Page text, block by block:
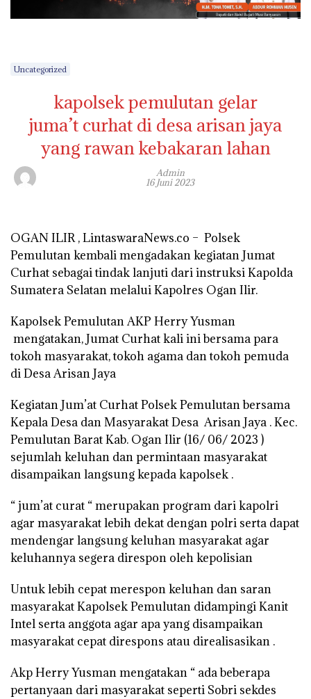
Uncategorized
kapolsek pemulutan gelar
juma’t curhat di desa arisan jaya
yang rawan kebakaran lahan
Admin
16 Juni 2023
OGAN ILIR , LintaswaraNews.co – Polsek
Pemulutan kembali mengadakan kegiatan Jumat
Curhat sebagai tindak lanjuti dari instruksi Kapolda
Sumatera Selatan melalui Kapolres Ogan Ilir.
Kapolsek Pemulutan AKP Herry Yusman
mengatakan, Jumat Curhat kali ini bersama para
tokoh masyarakat, tokoh agama dan tokoh pemuda
di Desa Arisan Jaya
Kegiatan Jum’at Curhat Polsek Pemulutan bersama
Kepala Desa dan Masyarakat Desa Arisan Jaya . Kec.
Pemulutan Barat Kab. Ogan Ilir (16/ 06/ 2023 )
sejumlah keluhan dan permintaan masyarakat
disampaikan langsung kepada kapolsek .
“ jum’at curat “ merupakan program dari kapolri
agar masyarakat lebih dekat dengan polri serta dapat
mendengar langsung keluhan masyarakat agar
keluhannya segera direspon oleh kepolisian
Untuk lebih cepat merespon keluhan dan saran
masyarakat Kapolsek Pemulutan didampingi Kanit
Intel serta anggota agar apa yang disampaikan
masyarakat cepat direspons atau direalisasikan .
Akp Herry Yusman mengatakan “ ada beberapa
pertanyaan dari masyarakat seperti Sobri sekdes